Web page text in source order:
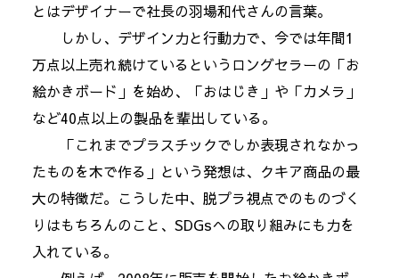
とはデザイナーで社長の羽場和代さんの言葉。
しかし、デザイン力と行動力で、今では年間1
万点以上売れ続けているというロングセラーの「お
絵かきボード」を始め、「おはじき」や「カメラ」
など40点以上の製品を輩出している。
「これまでプラスチックでしか表現されなかっ
たものを木で作る」という発想は、クキア商品の最
大の特徴だ。こうした中、脱プラ視点でのものづく
りはもちろんのこと、SDGsへの取り組みにも力を
入れている。